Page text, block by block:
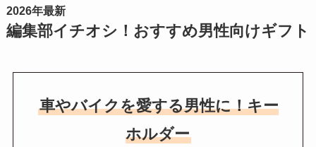
2026年最新
編集部イチオシ！おすすめ男性向けギフト
車やバイクを愛する男性に！キー
ホルダー